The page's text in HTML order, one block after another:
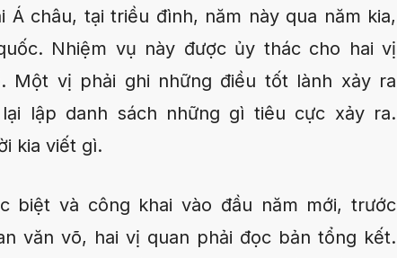
châu, tại triều đình, năm này qua năm kia,
Nhiệm vụ này được ủy thác cho hai vị
Một vị phải ghi những điều tốt lành xảy ra
lập danh sách những gì tiêu cực xảy ra.
kia viết gì.
biệt và công khai vào đầu năm mới, trước
văn võ, hai vị quan phải đọc bản tổng kết.